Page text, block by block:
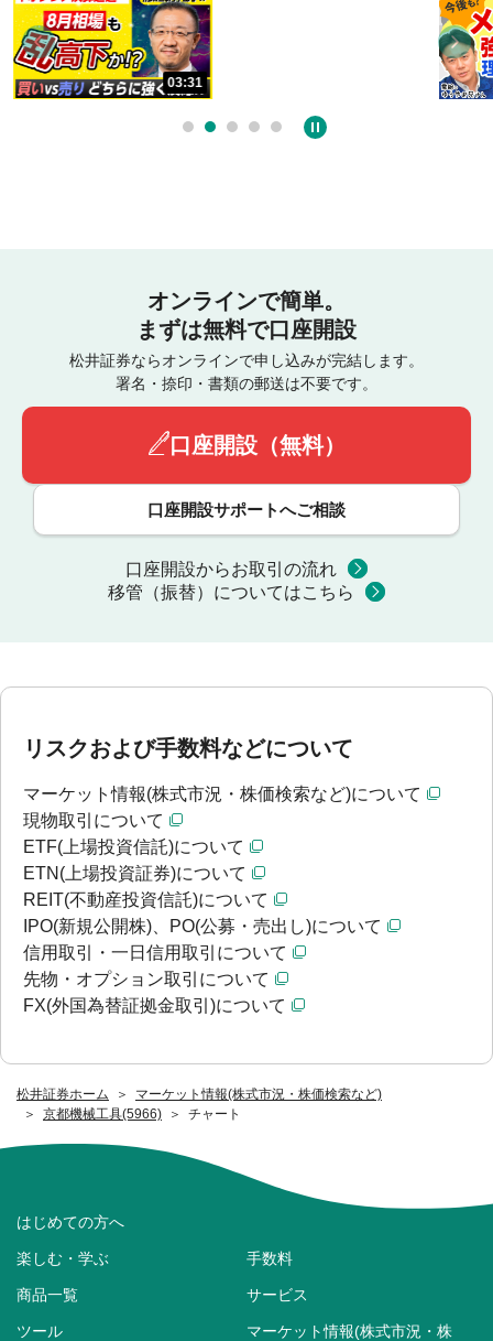
松井証券ホーム
マーケット情報(株式市況・株価検索など)
京都機械工具(5966)
チャート
オンラインで簡単。
まずは無料で口座開設
松井証券ならオンラインで申し込みが完結します。
署名・捺印・書類の郵送は不要です。
口座開設（無料）
口座開設サポートへご相談
口座開設からお取引の流れ
移管（振替）についてはこちら
リスクおよび手数料などについて
マーケット情報(株式市況・株価検索など)について
現物取引について
ETF(上場投資信託)について
ETN(上場投資証券)について
REIT(不動産投資信託)について
IPO(新規公開株)、PO(公募・売出し)について
信用取引・一日信用取引について
先物・オプション取引について
FX(外国為替証拠金取引)について
はじめての方へ
楽しむ・学ぶ 手数料
商品一覧 サービス
ツール
マーケット情報(株式市況・株